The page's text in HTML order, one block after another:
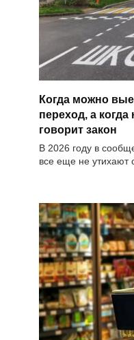
Когда можно
переход, а
говорит закон
В 2026 году в
все еще не утихают